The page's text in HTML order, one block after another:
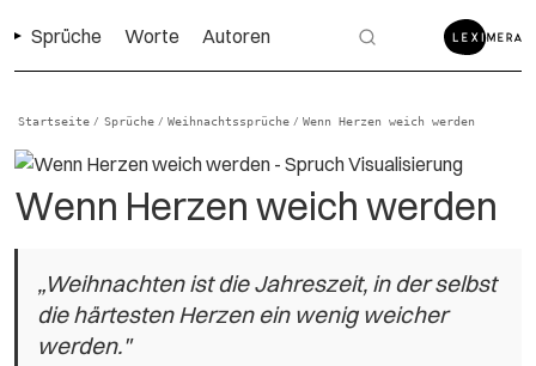
Sprüche Worte Autoren
Startseite / Sprüche / Weihnachtssprüche / Wenn Herzen weich werden
Wenn Herzen weich werden
„Weihnachten ist die Jahreszeit, in der selbst
die härtesten Herzen ein wenig weicher
werden."